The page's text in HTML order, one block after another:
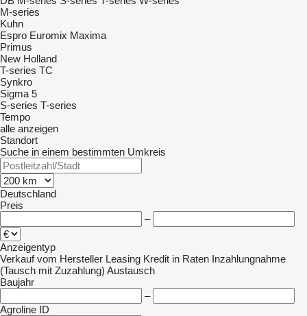
M-series
Kuhn
Espro Euromix Maxima
Primus
New Holland
T-series TC
Synkro
Sigma 5
S-series T-series
Tempo
alle anzeigen
Standort
Suche in einem bestimmten Umkreis
Deutschland
Preis
–
Anzeigentyp
Verkauf vom Hersteller Leasing Kredit in Raten Inzahlungnahme
(Tausch mit Zuzahlung) Austausch
Baujahr
–
Agroline ID